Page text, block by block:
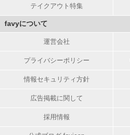
テイクアウト特集
favyについて
運営会社
プライバシーポリシー
情報セキュリティ方針
広告掲載に関して
採用情報